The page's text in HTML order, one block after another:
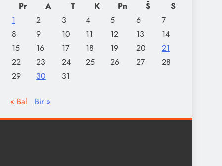
Pr
A T K Pn Š
S
1
2 3 4 5 6
7
8
9 10 11 12 13
14
15
16 17 18 19 20
21
22
23 24 25 26 27
28
29
30 31
« Bal Bir »